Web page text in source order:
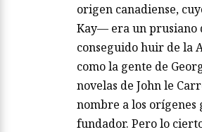
origen canadiense,
Kay— era un prusiano
conseguido huir de la
como la gente de
novelas de John le
nombre a los orígenes
fundador. Pero lo